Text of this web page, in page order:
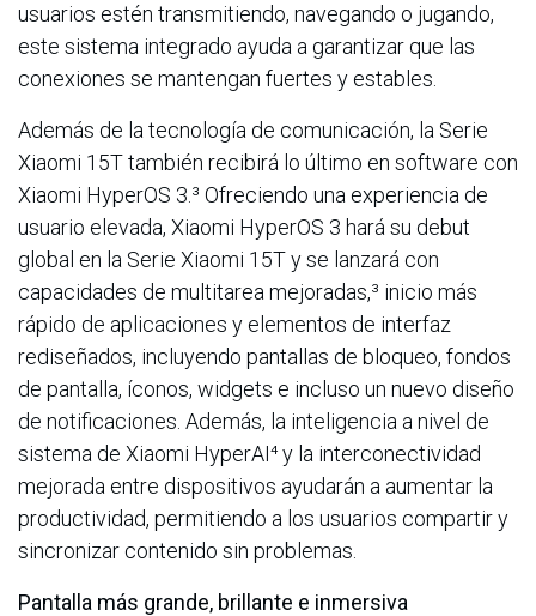
usuarios estén transmitiendo, navegando o jugando,
este sistema integrado ayuda a garantizar que las
conexiones se mantengan fuertes y estables.
Además de la tecnología de comunicación, la Serie
Xiaomi 15T también recibirá lo último en software con
Xiaomi HyperOS 3.³ Ofreciendo una experiencia de
usuario elevada, Xiaomi HyperOS 3 hará su debut
global en la Serie Xiaomi 15T y se lanzará con
capacidades de multitarea mejoradas,³ inicio más
rápido de aplicaciones y elementos de interfaz
rediseñados, incluyendo pantallas de bloqueo, fondos
de pantalla, íconos, widgets e incluso un nuevo diseño
de notificaciones. Además, la inteligencia a nivel de
sistema de Xiaomi HyperAI⁴ y la interconectividad
mejorada entre dispositivos ayudarán a aumentar la
productividad, permitiendo a los usuarios compartir y
sincronizar contenido sin problemas.
Pantalla más grande, brillante e inmersiva